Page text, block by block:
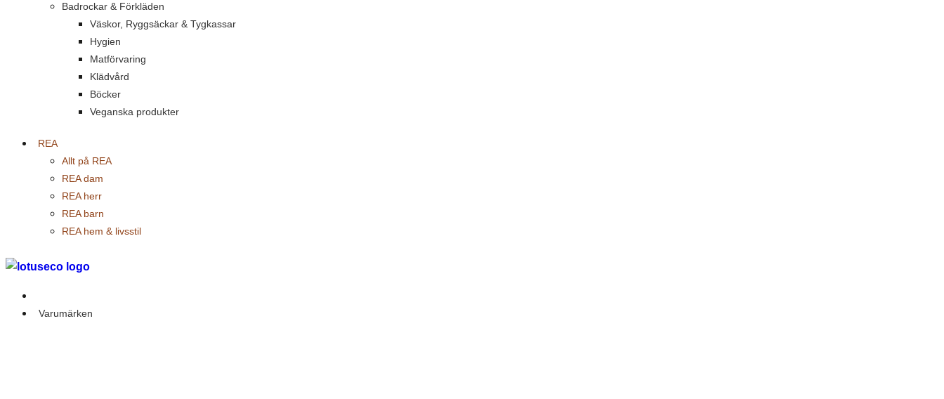
Badrockar & Förkläden
Väskor, Ryggsäckar & Tygkassar
Hygien
Matförvaring
Klädvård
Böcker
Veganska produkter
REA
Allt på REA
REA dam
REA herr
REA barn
REA hem & livsstil
Varumärken